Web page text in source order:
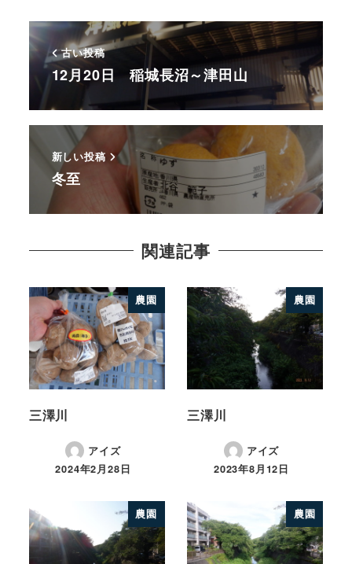
古い投稿
12月20日 稲城長沼～津田山
新しい投稿
冬至
関連記事
農園
三澤川
アイズ
2024年2月28日
農園
三澤川
アイズ
2023年8月12日
農園 農園